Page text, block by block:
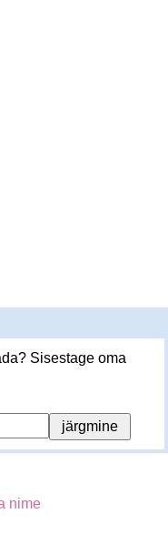
Sisestage oma
nime